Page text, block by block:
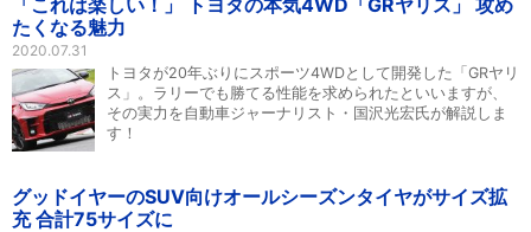
「これは楽しい！」 トヨタの本気4WD「GRヤリス」 攻め
たくなる魅力
2020.07.31
トヨタが20年ぶりにスポーツ4WDとして開発した「GRヤリ
ス」。ラリーでも勝てる性能を求められたといいますが、
その実力を自動車ジャーナリスト・国沢光宏氏が解説しま
す！
グッドイヤーのSUV向けオールシーズンタイヤがサイズ拡
充 合計75サイズに